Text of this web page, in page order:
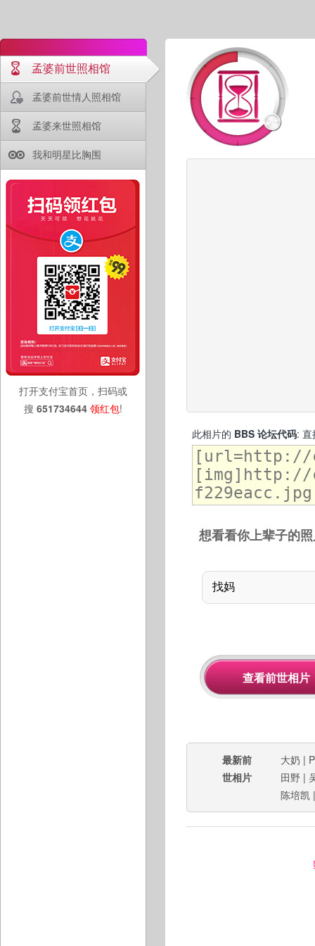
孟婆前世照相馆
孟婆前世情人照相馆
孟婆来世照相馆
我和明星比胸围
打开支付宝首页，扫码或
搜 651734644 领红包!
此相片的 BBS 论坛代码: 直
想看看你上辈子的
最新前
世相片
大奶 |
田野 |
陈培凯